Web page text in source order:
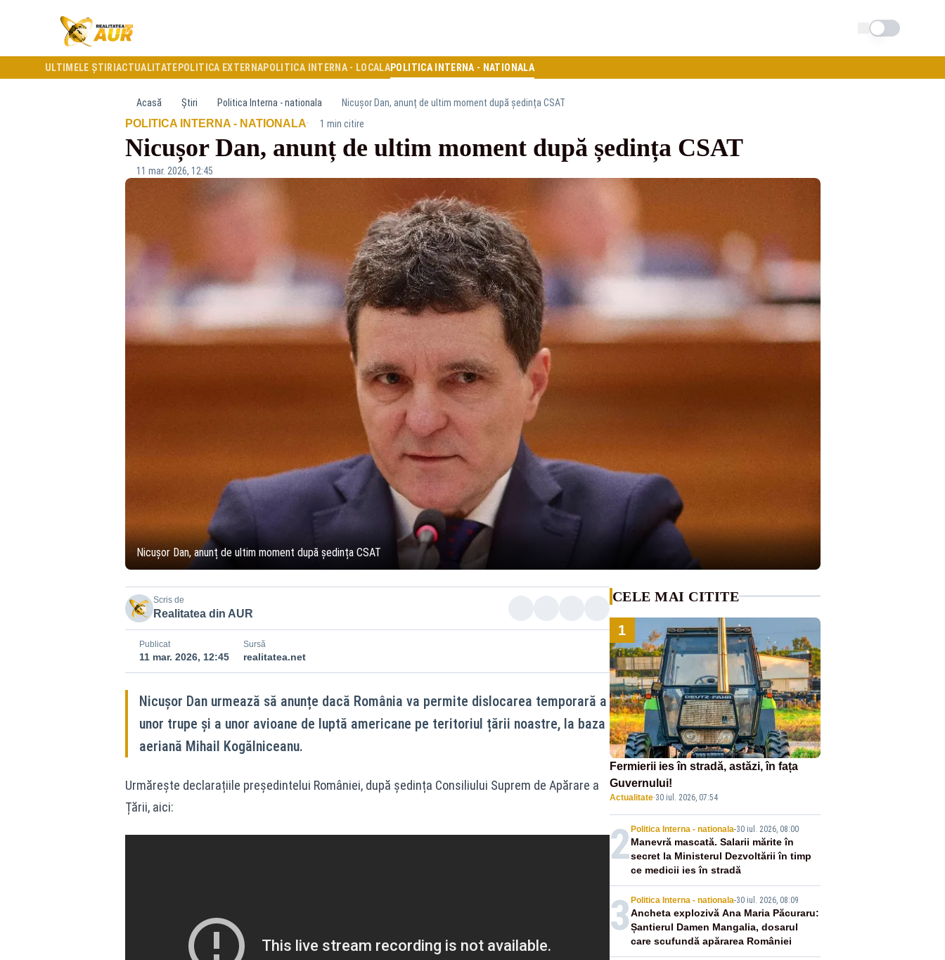
Schimba tema
ULTIMELE ȘTIRI ACTUALITATE POLITICA EXTERNAPOLITICA INTERNA - LOCALAPOLITICA INTERNA - NATIONALA
Acasă Știri Politica Interna - nationala Nicușor Dan, anunț de ultim moment după ședința CSAT
POLITICA INTERNA - NATIONALA· 1 min citire
Nicușor Dan, anunț de ultim moment după ședința CSAT
11 mar. 2026, 12:45
Nicușor Dan, anunț de ultim moment după ședința CSAT
Scris de
Realitatea din AUR
Publicat
11 mar. 2026, 12:45
Sursă
realitatea.net
Nicușor Dan urmează să anunțe dacă România va permite dislocarea temporară a
unor trupe și a unor avioane de luptă americane pe teritoriul țării noastre, la baza
aeriană Mihail Kogălniceanu.
Urmărește declarațiile președintelui României, după ședința Consiliului Suprem de Apărare a
Țării, aici:
CELE MAI CITITE
1
Fermierii ies în stradă, astăzi, în fața
Guvernului!
Actualitate·30 iul. 2026, 07:54
2Politica Interna - nationala-30 iul. 2026, 08:00
Manevră mascată. Salarii mărite în
secret la Ministerul Dezvoltării în timp
ce medicii ies în stradă
3 Politica Interna - nationala-30 iul. 2026, 08:09
Ancheta explozivă Ana Maria Păcuraru:
Șantierul Damen Mangalia, dosarul
care scufundă apărarea României